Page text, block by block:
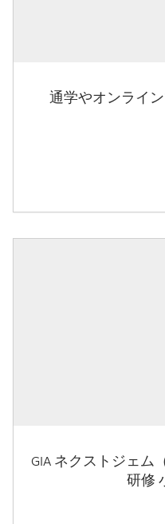
通学やオンライ
GIA ネクストジェム
研修